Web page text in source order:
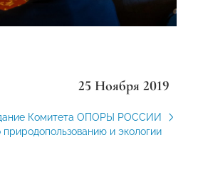
25 Ноября 2019
Комитета ОПОРЫ РОССИИ
природопользованию и экологии